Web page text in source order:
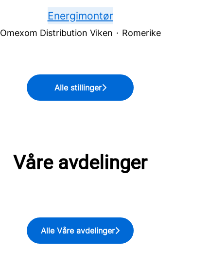
Energimontør
Omexom Distribution Viken · Romerike
Alle stillinger
Våre avdelinger
Alle Våre avdelinger